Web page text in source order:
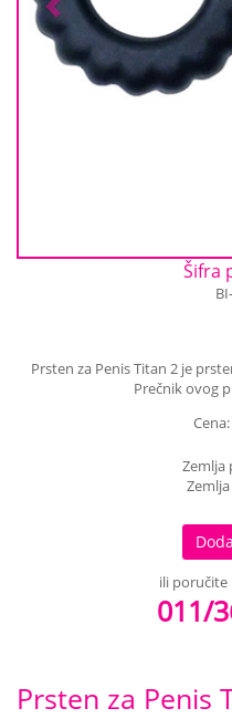
Šifra
Prsten za Penis Titan 2 je
Prečnik ovog
Cena:
Zemlja
ili
011/
Prsten za Penis